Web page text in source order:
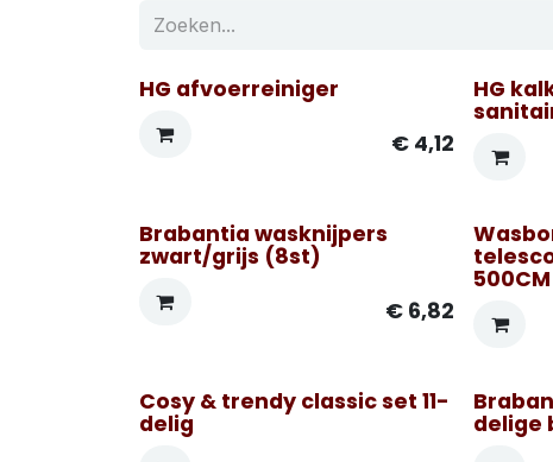
HG afvoerreiniger
€ 4,12
HG
Brabantia wasknijpers
zwart/grijs (8st)
€ 6,82
500CM
Cosy & trendy classic set 11-
delig
delige